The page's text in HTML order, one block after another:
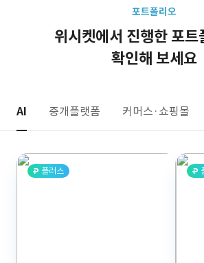
포트폴리오
위시켓에서 진행한 포트
확인해 보세요
AI 중개플랫폼 커머스·쇼핑몰
플러스